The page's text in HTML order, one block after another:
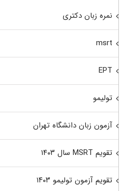
نمره زبان دکتری
msrt
EPT
تولیمو
آزمون زبان دانشگاه تهران
تقویم MSRT سال ۱۴۰۳
تقویم آزمون تولیمو ۱۴۰۳